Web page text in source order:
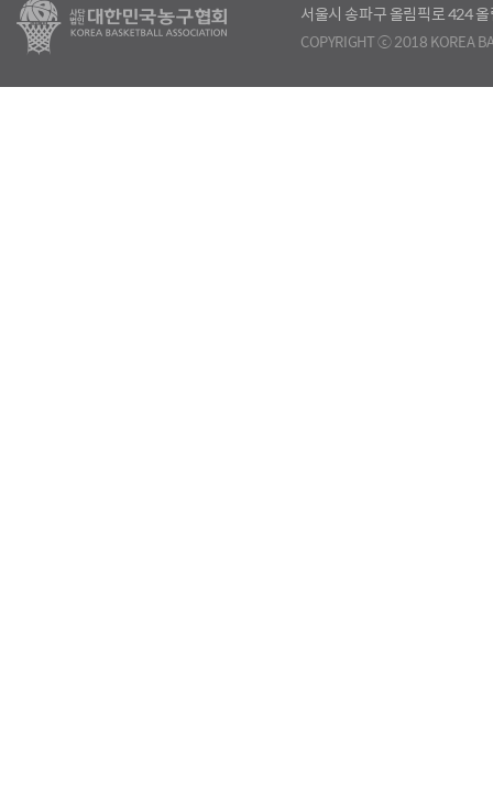
서울시 송파구 올림픽로 424
COPYRIGHT ⓒ 2018 KOREA